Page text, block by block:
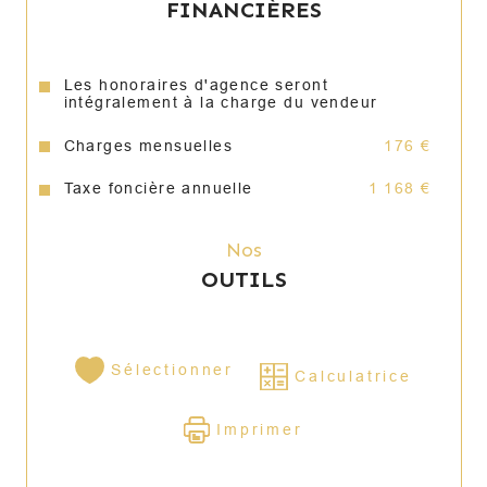
FINANCIÈRES
Les honoraires d'agence seront
intégralement à la charge du vendeur
Charges mensuelles 176 €
Taxe foncière annuelle 1 168 €
Nos
OUTILS
Sélectionner Calculatrice
Imprimer